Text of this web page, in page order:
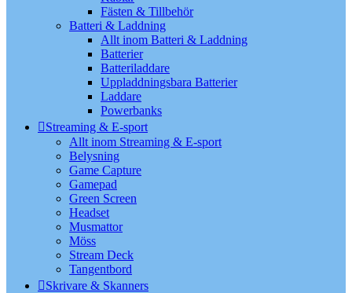
Fästen & Tillbehör
Batteri & Laddning
Allt inom Batteri & Laddning
Batterier
Batteriladdare
Uppladdningsbara Batterier
Laddare
Powerbanks
Streaming & E-sport
Allt inom Streaming & E-sport
Belysning
Game Capture
Gamepad
Green Screen
Headset
Musmattor
Möss
Stream Deck
Tangentbord
Skrivare & Skanners